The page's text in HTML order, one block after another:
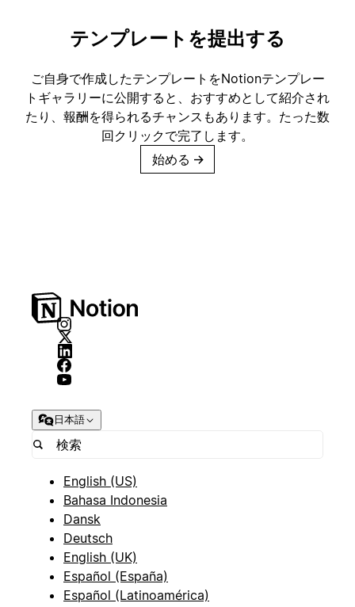
テンプレートを提出する
ご自身で作成したテンプレートをNotionテンプレー
トギャラリーに公開すると、おすすめとして紹介され
たり、報酬を得られるチャンスもあります。たった数
回クリックで完了します。
始める →
日本語
English (US)
Bahasa Indonesia
Dansk
Deutsch
English (UK)
Español (España)
Español (Latinoamérica)